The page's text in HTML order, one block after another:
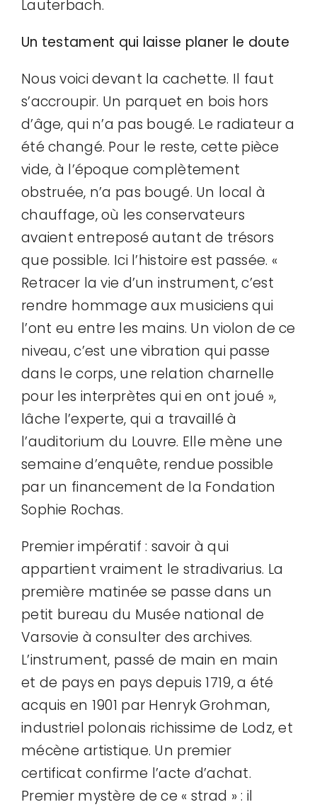
Lauterbach.
Un testament qui laisse planer le doute
Nous voici devant la cachette. Il faut
s’accroupir. Un parquet en bois hors
d’âge, qui n’a pas bougé. Le radiateur a
été changé. Pour le reste, cette pièce
vide, à l’époque complètement
obstruée, n’a pas bougé. Un local à
chauffage, où les conservateurs
avaient entreposé autant de trésors
que possible. Ici l’histoire est passée. «
Retracer la vie d’un instrument, c’est
rendre hommage aux musiciens qui
l’ont eu entre les mains. Un violon de ce
niveau, c’est une vibration qui passe
dans le corps, une relation charnelle
pour les interprètes qui en ont joué »,
lâche l’experte, qui a travaillé à
l’auditorium du Louvre. Elle mène une
semaine d’enquête, rendue possible
par un financement de la Fondation
Sophie Rochas.
Premier impératif : savoir à qui
appartient vraiment le stradivarius. La
première matinée se passe dans un
petit bureau du Musée national de
Varsovie à consulter des archives.
L’instrument, passé de main en main
et de pays en pays depuis 1719, a été
acquis en 1901 par Henryk Grohman,
industriel polonais richissime de Lodz, et
mécène artistique. Un premier
certificat confirme l’acte d’achat.
Premier mystère de ce « strad » : il